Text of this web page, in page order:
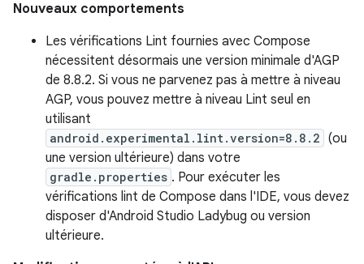
Nouveaux comportements
Les vérifications Lint fournies avec Compose
nécessitent désormais une version minimale d'AGP
de 8.8.2. Si vous ne parvenez pas à mettre à niveau
AGP, vous pouvez mettre à niveau Lint seul en
utilisant
android.experimental.lint.version=8.8.2 (ou
une version ultérieure) dans votre
gradle.properties . Pour exécuter les
vérifications lint de Compose dans l'IDE, vous devez
disposer d'Android Studio Ladybug ou version
ultérieure.